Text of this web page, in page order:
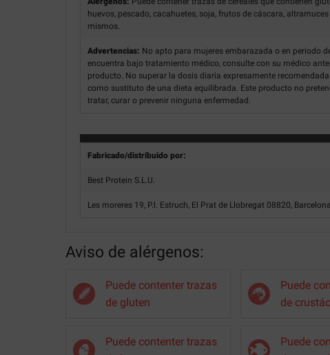
huevos, pescado, cacahuetes, soja, frutos de cáscara,
mismos.
Advertencias: No apto para mujeres embarazada o en periodo
encuentra bajo tratamiento médico, consulte con su médico
producto. No superar la dosis diaria expresamente
como sustituto de una dieta equilibrada. Este producto no
tratar, curar o prevenir ninguna enfermedad.
Fabricado/distribuido por:
Best Protein S.L.U.
Les moreres 19, P.l. Estruch, El Prat de Llobregat 08820,
Aviso de alérgenos:
Puede contenter trazas
de gluten
Puede
de
Puede contenter trazas
Puede